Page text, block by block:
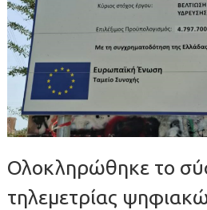
Ολοκληρώθηκε το
τηλεμετρίας